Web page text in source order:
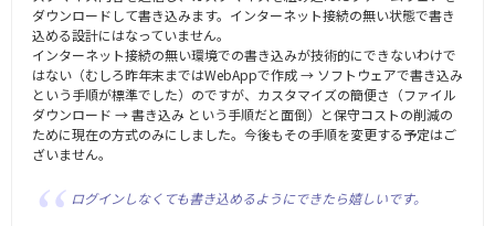
ダウンロードして書き込みます。インターネット接続の無い状態で書き
込める設計にはなっていません。
インターネット接続の無い環境での書き込みが技術的にできないわけで
はない（むしろ昨年末まではWebAppで作成 → ソフトウェアで書き込み
という手順が標準でした）のですが、カスタマイズの簡便さ（ファイル
ダウンロード → 書き込み という手順だと面倒）と保守コストの削減の
ために現在の方式のみにしました。今後もその手順を変更する予定はご
ざいません。
ログインしなくても書き込めるようにできたら嬉しいです。